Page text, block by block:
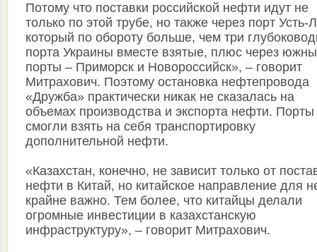
Потому что поставки российской нефти идут не
только по этой трубе, но также через порт Усть-
который по обороту больше, чем три
порта Украины вместе взятые, плюс через
порты – Приморск и Новороссийск», – говорит
Митрахович. Поэтому остановка нефтепровода
«Дружба» практически никак не сказалась на
объемах производства и экспорта нефти. Порты
смогли взять на себя транспортировку
дополнительной нефти.
«Казахстан, конечно, не зависит только от
нефти в Китай, но китайское направление для
крайне важно. Тем более, что китайцы делали
огромные инвестиции в казахстанскую
инфраструктуру», – говорит Митрахович.